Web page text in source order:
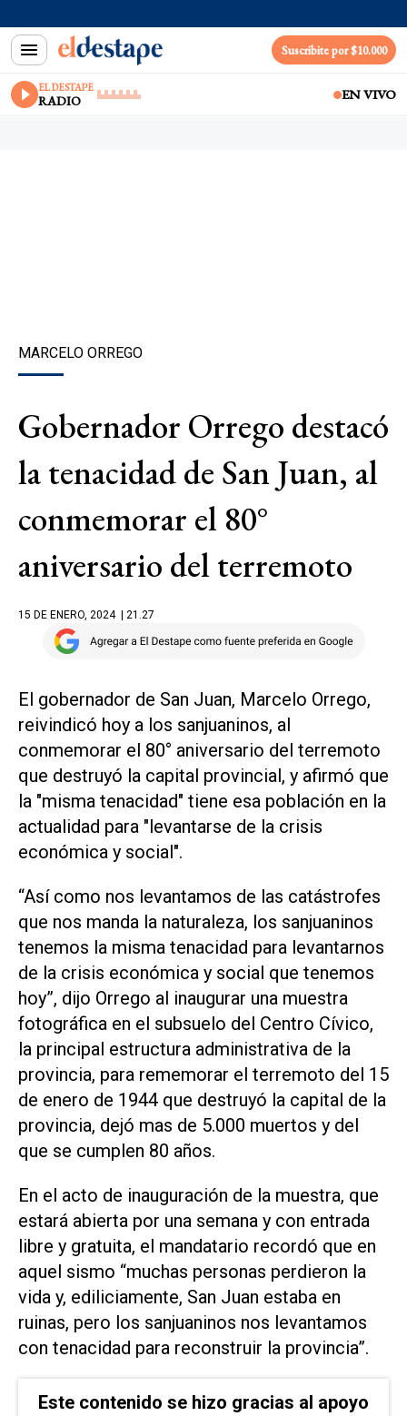
Suscribite por $10.000
EL DESTAPE
RADIO EN VIVO
MARCELO ORREGO
Gobernador Orrego destacó
la tenacidad de San Juan, al
conmemorar el 80°
aniversario del terremoto
15 DE ENERO, 2024 | 21.27
El gobernador de San Juan, Marcelo Orrego,
reivindicó hoy a los sanjuaninos, al
conmemorar el 80° aniversario del terremoto
que destruyó la capital provincial, y afirmó que
la "misma tenacidad" tiene esa población en la
actualidad para "levantarse de la crisis
económica y social".
“Así como nos levantamos de las catástrofes
que nos manda la naturaleza, los sanjuaninos
tenemos la misma tenacidad para levantarnos
de la crisis económica y social que tenemos
hoy”, dijo Orrego al inaugurar una muestra
fotográfica en el subsuelo del Centro Cívico,
la principal estructura administrativa de la
provincia, para rememorar el terremoto del 15
de enero de 1944 que destruyó la capital de la
provincia, dejó mas de 5.000 muertos y del
que se cumplen 80 años.
En el acto de inauguración de la muestra, que
estará abierta por una semana y con entrada
libre y gratuita, el mandatario recordó que en
aquel sismo “muchas personas perdieron la
vida y, ediliciamente, San Juan estaba en
ruinas, pero los sanjuaninos nos levantamos
con tenacidad para reconstruir la provincia”.
Este contenido se hizo gracias al apoyo